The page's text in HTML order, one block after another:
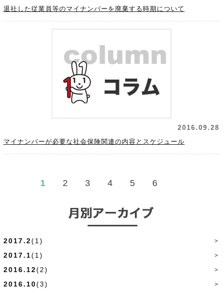
退社した従業員等のマイナンバーを廃棄する時期について
2016.09.28
マイナンバーが必要な社会保険関連の内容とスケジュール
1 2 3 4 5 6
2017.2(1)
2017.1(1)
2016.12(2)
2016.10(3)